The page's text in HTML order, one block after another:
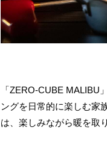
「ZERO-CUBE MALIBU
ングを日常的に楽しむ家
は、楽しみながら暖を取